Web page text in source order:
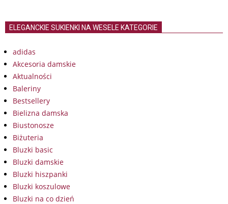
ELEGANCKIE SUKIENKI NA WESELE KATEGORIE
adidas
Akcesoria damskie
Aktualności
Baleriny
Bestsellery
Bielizna damska
Biustonosze
Biżuteria
Bluzki basic
Bluzki damskie
Bluzki hiszpanki
Bluzki koszulowe
Bluzki na co dzień